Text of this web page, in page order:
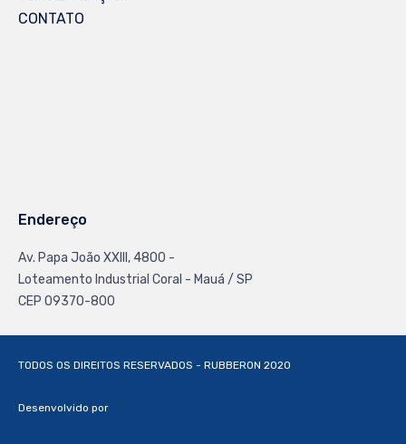
CONTATO
Endereço
Av. Papa João XXlll, 4800 -
Loteamento Industrial Coral - Mauá / SP
CEP 09370-800
TODOS OS DIREITOS RESERVADOS - RUBBERON 2020
Desenvolvido por